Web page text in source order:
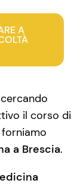
A
il corso di
a Brescia.